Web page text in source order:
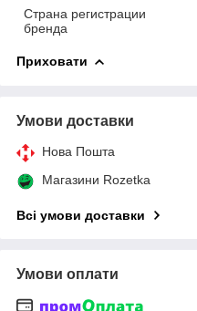
Страна регистрации
бренда
Приховати
Умови доставки
Нова Пошта
Магазини Rozetka
Всі умови доставки
Умови оплати